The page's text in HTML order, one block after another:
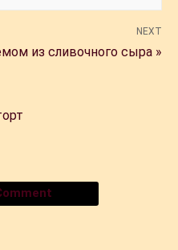
NEXT
из сливочного сыра »